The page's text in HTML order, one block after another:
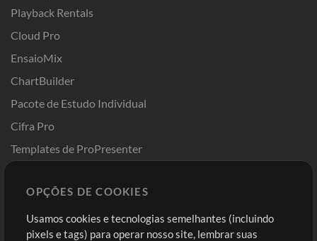
Playback Rentals
Cloud Pro
EnsaioMix
ChartBuilder
Pacote de Estudo Individual
Cifra Pro
Templates de ProPresenter
Comprar Créditos
Entre
OPÇÕES DE COOKIES
Usamos cookies e tecnologias semelhantes (incluindo
pixels e tags) para operar nosso site, lembrar suas